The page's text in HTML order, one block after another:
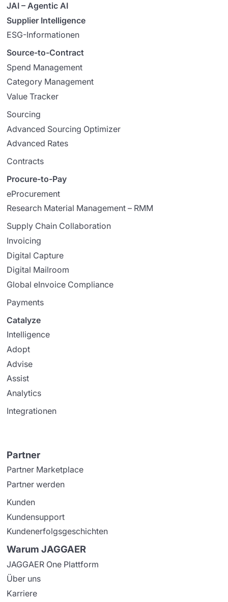
JAI – Agentic AI
Supplier Intelligence
ESG-Informationen
Source-to-Contract
Spend Management
Category Management
Value Tracker
Sourcing
Advanced Sourcing Optimizer
Advanced Rates
Contracts
Procure-to-Pay
eProcurement
Research Material Management – RMM
Supply Chain Collaboration
Invoicing
Digital Capture
Digital Mailroom
Global eInvoice Compliance
Payments
Catalyze
Intelligence
Adopt
Advise
Assist
Analytics
Integrationen
Partner
Partner Marketplace
Partner werden
Kunden
Kundensupport
Kundenerfolgsgeschichten
Warum JAGGAER
JAGGAER One Plattform
Über uns
Karriere